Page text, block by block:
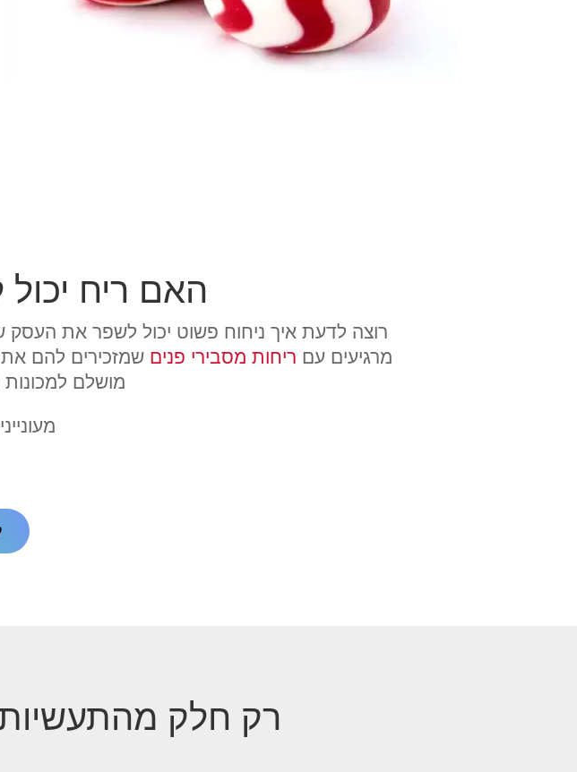
האם ריח
רוצה לדעת איך ניחוח פשוט יכול לשפר את העסק
מרגיעים עם ריחות מסבירי פנים שמזכירים להם את
מושלם
רק חלק